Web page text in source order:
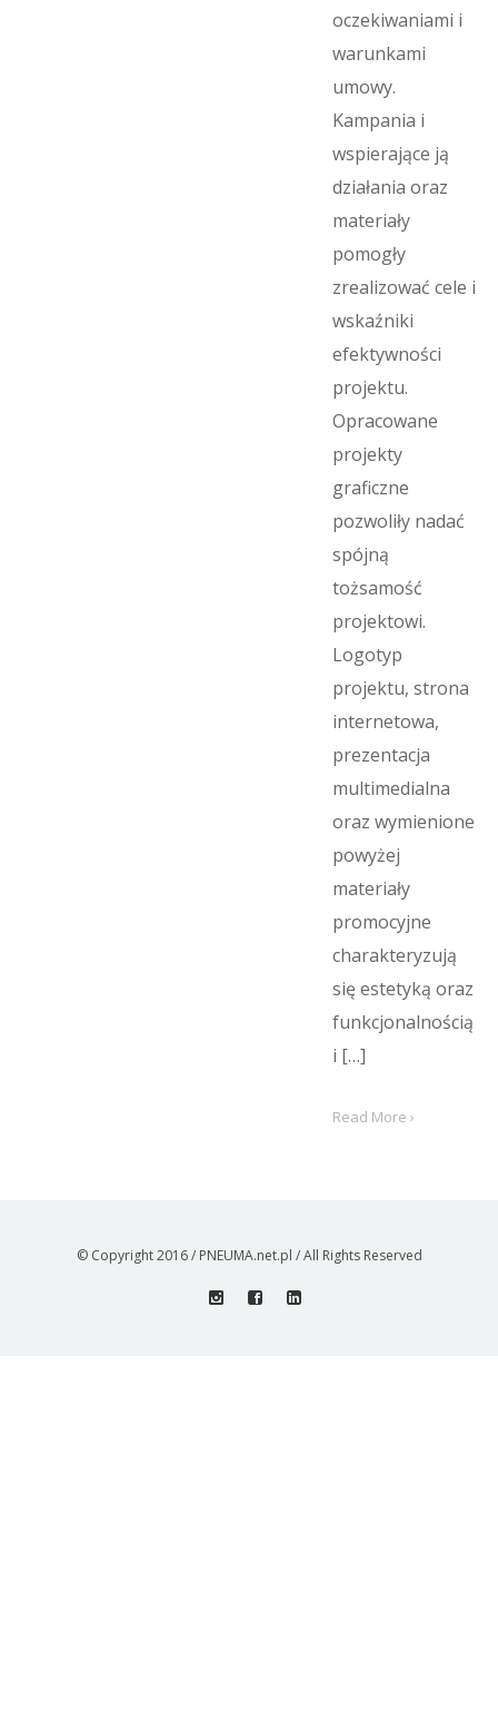
oczekiwaniami i
warunkami
umowy.
Kampania i
wspierające ją
działania oraz
materiały
pomogły
zrealizować cele i
wskaźniki
efektywności
projektu.
Opracowane
projekty
graficzne
pozwoliły nadać
spójną
tożsamość
projektowi.
Logotyp
projektu, strona
internetowa,
prezentacja
multimedialna
oraz wymienione
powyżej
materiały
promocyjne
charakteryzują
się estetyką oraz
funkcjonalnością
i […]
Read More ›
© Copyright 2016 / PNEUMA.net.pl / All Rights Reserved